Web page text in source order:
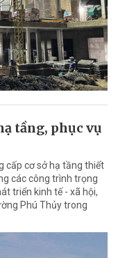
tầng, phục vụ
cấp cơ sở hạ tầng thiết
các công trình trọng
triển kinh tế - xã hội,
Phú Thủy trong